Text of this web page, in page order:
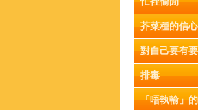
芥菜種的信心
對自己要有
排毒
「唔執輸」